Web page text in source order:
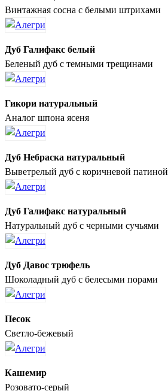
Винтажная сосна с белыми штрихами
Дуб Галифакс белый
Беленый дуб с темными трещинами
Гикори натуральный
Аналог шпона ясеня
Дуб Небраска натуральный
Выветрелый дуб с коричневой патиной
Дуб Галифакс натуральный
Натуральный дуб с черными сучьями
Дуб Давос трюфель
Шоколадный дуб с белесыми порами
Песок
Светло-бежевый
Кашемир
Розовато-серый